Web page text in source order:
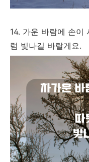
14. 가운 바람에 손이
럼 빛나길 바랄게요.